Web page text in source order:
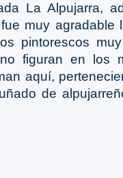
La Alpujarra,
muy agradable
pintorescos
figuran en los
aquí,
de